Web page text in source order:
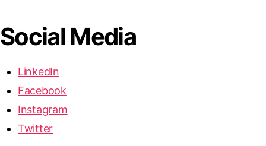
Social Media
LinkedIn
Facebook
Instagram
Twitter